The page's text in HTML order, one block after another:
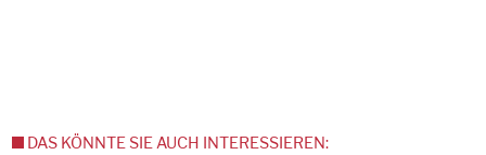
DAS KÖNNTE SIE AUCH INTERESSIEREN: